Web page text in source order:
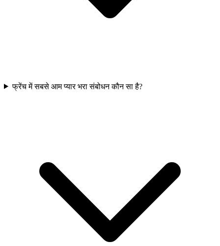
फ्रेंच में सबसे आम प्यार भरा संबोधन कौन सा है?